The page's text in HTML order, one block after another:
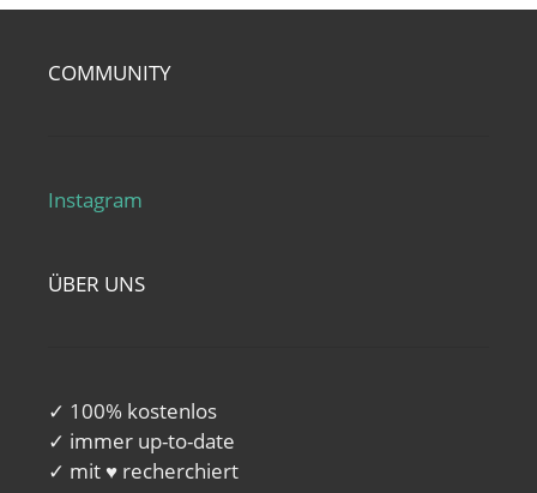
COMMUNITY
Instagram
ÜBER UNS
✓ 100% kostenlos
✓ immer up-to-date
✓ mit ♥ recherchiert